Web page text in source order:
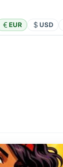
EUR USD